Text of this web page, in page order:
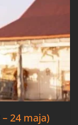
24 maja)